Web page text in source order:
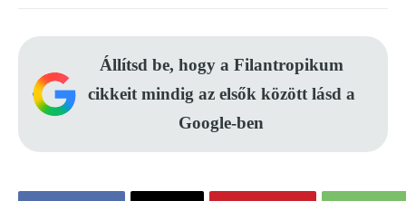
Állítsd be, hogy a Filantropikum
cikkeit mindig az elsők között lásd a
Google-ben